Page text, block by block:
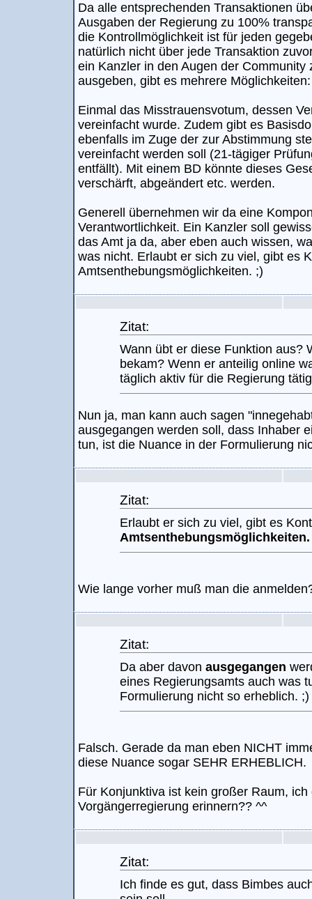
Da alle entsprechenden Transaktionen
Ausgaben der Regierung zu 100%
die Kontrollmöglichkeit ist für jeden
natürlich nicht über jede Transaktion
ein Kanzler in den Augen der
ausgeben, gibt es mehrere Möglichkeiten:
Einmal das Misstrauensvotum, dessen
vereinfacht wurde. Zudem gibt es
ebenfalls im Zuge der zur Abstimmung
vereinfacht werden soll (21-tägiger
entfällt). Mit einem BD könnte dieses
verschärft, abgeändert etc. werden.
Generell übernehmen wir da eine
Verantwortlichkeit. Ein Kanzler soll
das Amt ja da, aber eben auch wissen,
was nicht. Erlaubt er sich zu viel, gibt es
Amtsenthebungsmöglichkeiten. ;)
Zitat:
Wann übt er diese Funktion aus?
bekam? Wenn er anteilig online
täglich aktiv für die Regierung
Nun ja, man kann auch sagen
ausgegangen werden soll, dass Inhaber
tun, ist die Nuance in der Formulierung
Zitat:
Erlaubt er sich zu viel, gibt es
Amtsenthebungsmöglichkeiten.
Wie lange vorher muß man die
Zitat:
Da aber davon ausgegangen
eines Regierungsamts auch was
Formulierung nicht so erheblich. ;)
Falsch. Gerade da man eben NICHT
diese Nuance sogar SEHR ERHEBLICH.
Für Konjunktiva ist kein großer Raum,
Vorgängerregierung erinnern?? ^^
Zitat:
Ich finde es gut, dass Bimbes